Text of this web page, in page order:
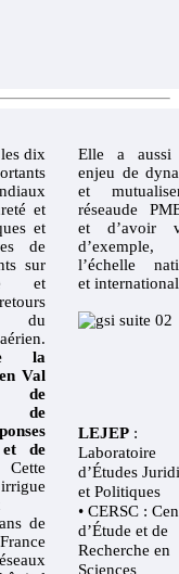
dix
et
et
de
sur
et
du
la
Val
de
de
et de
de
Elle a aussi
enjeu de
et
réseaude
et d’avoir
l’échelle
et
LEJEP :
Laboratoire
d’Études
et Politiques
• CERSC :
d’Étude et de
Recherche en
Sciences